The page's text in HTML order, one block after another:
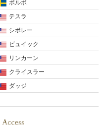
ボルボ
テスラ
シボレー
ビュイック
リンカーン
クライスラー
ダッジ